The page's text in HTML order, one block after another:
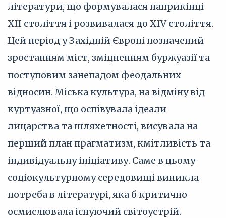
літератури, що формувалася наприкінці
XII століття і розвивалася до XIV століття.
Цей період у Західній Європі позначений
зростанням міст, зміцненням буржуазії та
поступовим занепадом феодальних
відносин. Міська культура, на відміну від
куртуазної, що оспівувала ідеали
лицарства та шляхетності, висувала на
перший план прагматизм, кмітливість та
індивідуальну ініціативу. Саме в цьому
соціокультурному середовищі виникла
потреба в літературі, яка б критично
осмислювала існуючий світоустрій.